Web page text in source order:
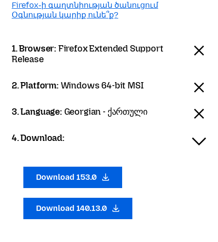
Firefox֊ի գաղտնիության ծանուցում
Օգնության կարիք ունե՞ք?
1. Browser: Firefox Extended Support
Release
2. Platform: Windows 64-bit MSI
3. Language: Georgian - ქართული
4. Download:
Download 153.0
Download 140.13.0